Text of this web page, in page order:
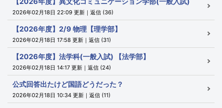
2026年02月18日 22:09 更新｜返信 (36)
【2026年度】2/9 物理【理学部】
2026年02月18日 17:58 更新｜返信 (31)
【2026年度】法学科(一般入試) 【法学部】
2026年02月18日 14:17 更新｜返信 (24)
公式回答出たけど国語どうだった？
2026年02月18日 10:34 更新｜返信 (11)